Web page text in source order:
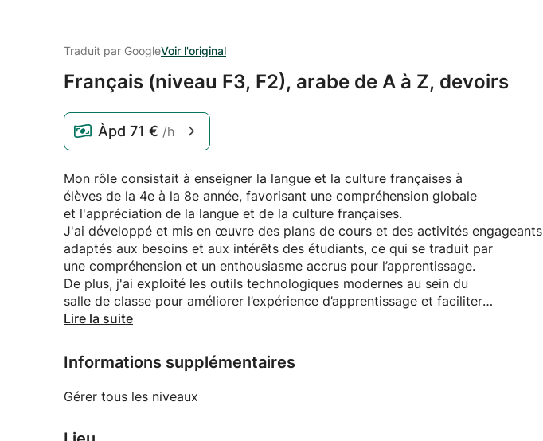
Traduit par GoogleVoir l'original
Français (niveau F3, F2), arabe de A à Z, devoirs
Àpd 71 € /h
Mon rôle consistait à enseigner la langue et la culture françaises à
élèves de la 4e à la 8e année, favorisant une compréhension globale
et l'appréciation de la langue et de la culture françaises.
J'ai développé et mis en œuvre des plans de cours et des activités engageants
adaptés aux besoins et aux intérêts des étudiants, ce qui se traduit par
une compréhension et un enthousiasme accrus pour l’apprentissage.
De plus, j'ai exploité les outils technologiques modernes au sein du
salle de classe pour améliorer l’expérience d’apprentissage et faciliter
opportunités d’apprentissage interactives.
et assurer une expérience d’apprentissage cohérente pour les étudiants.
Lire la suite
Informations supplémentaires
Gérer tous les niveaux